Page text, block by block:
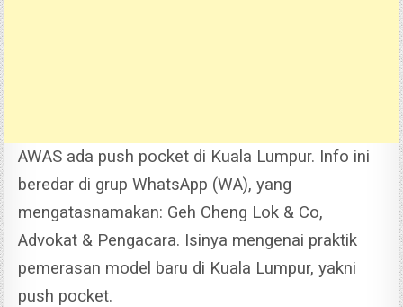
AWAS ada push pocket di Kuala Lumpur. Info ini
beredar di grup WhatsApp (WA), yang
mengatasnamakan: Geh Cheng Lok & Co,
Advokat & Pengacara. Isinya mengenai praktik
pemerasan model baru di Kuala Lumpur, yakni
push pocket.